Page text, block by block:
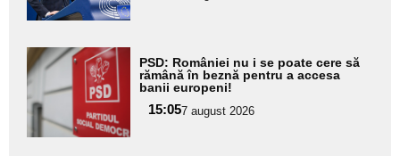
Adaugă
aici textul
pentru
subtitlu
PSD: României nu i se poate cere să
rămână în beznă pentru a accesa
banii europeni!
15:057 august 2026